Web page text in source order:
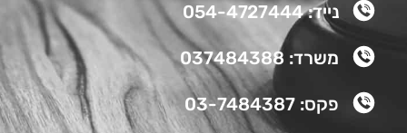
נייד: 054-4727444
משרד: 037484388
פקס: 03-7484387